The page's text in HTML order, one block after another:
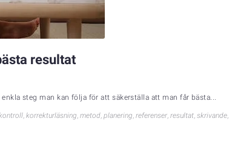
resultat
steg man kan följa för att säkerställa att man får bästa...
, korrekturläsning, metod, planering, referenser, resultat, skrivande,